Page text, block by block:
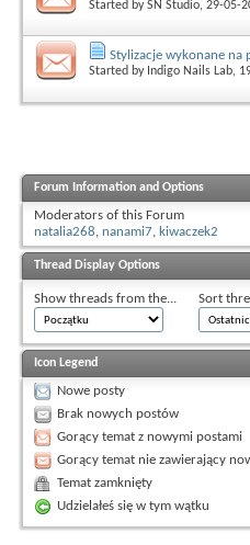
Started bySN Studio, 29-05-
Stylizacje wykonane na
Started by Indigo Nails Lab,
Forum Information and Options
Moderators of this Forum
natalia268, nanami7, kiwaczek2
Thread Display Options
Show threads from the... Sort
Icon Legend
Nowe posty
Brak nowych postów
Gorący temat z nowymi postami
Gorący temat nie zawierający
Temat zamknięty
Udzielałeś się w tym wątku